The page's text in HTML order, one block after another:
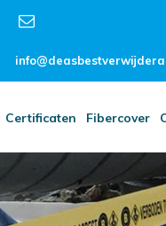
Certificaten Fibercover